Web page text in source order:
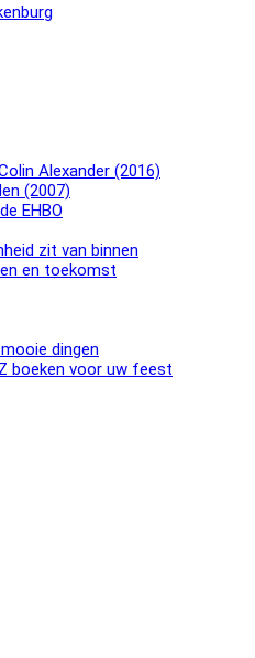
Alexander (2016)
(2007)
EHBO
zit van binnen
en toekomst
dingen
boeken voor uw feest